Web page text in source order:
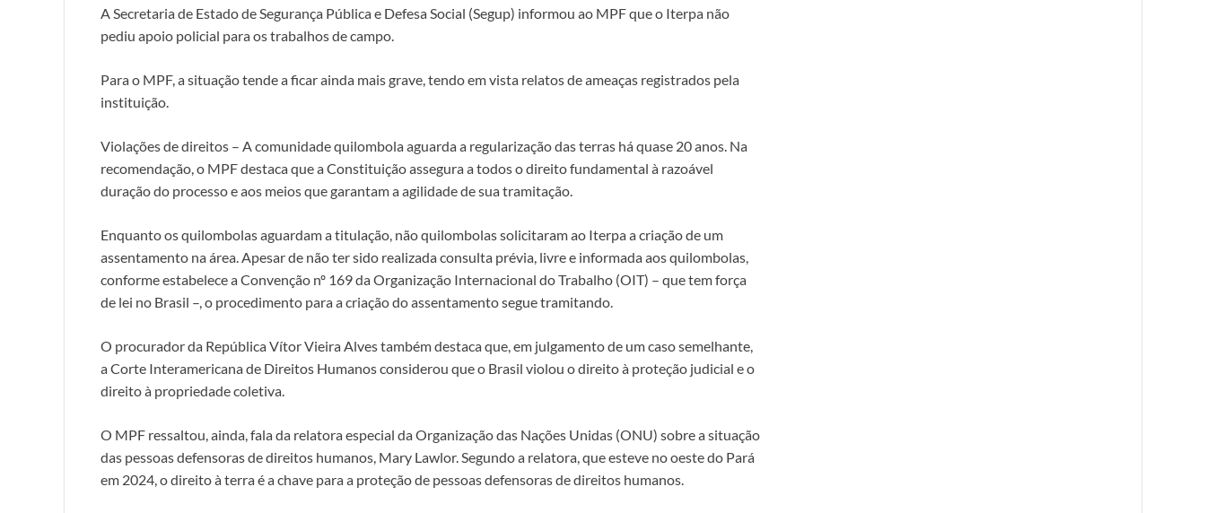
A Secretaria de Estado de Segurança Pública e Defesa Social (Segup) informou ao MPF que o Iterpa não
pediu apoio policial para os trabalhos de campo.
Para o MPF, a situação tende a ficar ainda mais grave, tendo em vista relatos de ameaças registrados pela
instituição.
Violações de direitos – A comunidade quilombola aguarda a regularização das terras há quase 20 anos. Na
recomendação, o MPF destaca que a Constituição assegura a todos o direito fundamental à razoável
duração do processo e aos meios que garantam a agilidade de sua tramitação.
Enquanto os quilombolas aguardam a titulação, não quilombolas solicitaram ao Iterpa a criação de um
assentamento na área. Apesar de não ter sido realizada consulta prévia, livre e informada aos quilombolas,
conforme estabelece a Convenção nº 169 da Organização Internacional do Trabalho (OIT) – que tem força
de lei no Brasil –, o procedimento para a criação do assentamento segue tramitando.
O procurador da República Vítor Vieira Alves também destaca que, em julgamento de um caso semelhante,
a Corte Interamericana de Direitos Humanos considerou que o Brasil violou o direito à proteção judicial e o
direito à propriedade coletiva.
O MPF ressaltou, ainda, fala da relatora especial da Organização das Nações Unidas (ONU) sobre a situação
das pessoas defensoras de direitos humanos, Mary Lawlor. Segundo a relatora, que esteve no oeste do Pará
em 2024, o direito à terra é a chave para a proteção de pessoas defensoras de direitos humanos.